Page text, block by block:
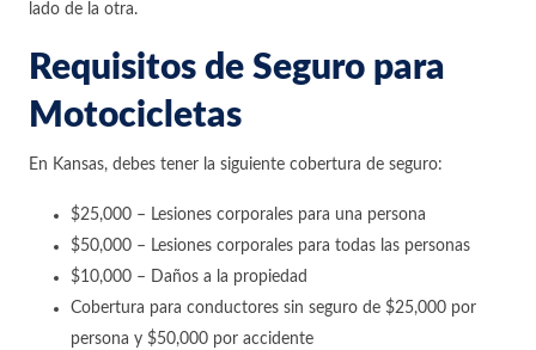
lado de la otra.
Requisitos de Seguro para
Motocicletas
En Kansas, debes tener la siguiente cobertura de seguro:
$25,000 – Lesiones corporales para una persona
$50,000 – Lesiones corporales para todas las personas
$10,000 – Daños a la propiedad
Cobertura para conductores sin seguro de $25,000 por
persona y $50,000 por accidente